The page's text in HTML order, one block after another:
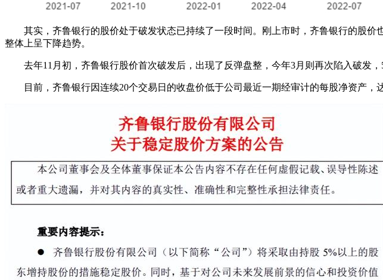
其实，齐鲁银行的股价处于破发状态已持续了一段时间。刚上市时，齐鲁银行的股价
整体上呈下降趋势。
去年11月初，齐鲁银行股价首次破发后，出现了反弹盘整，今年3月则再次陷入破发，
目前，齐鲁银行因连续20个交易日的收盘价低于公司最近一期经审计的每股净资产，